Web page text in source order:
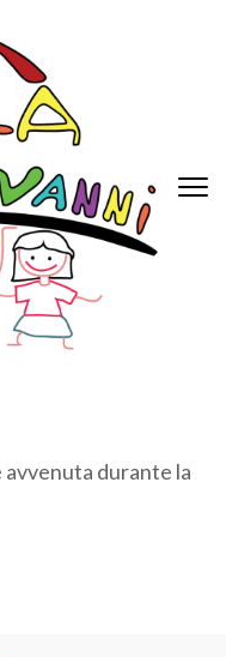
durante la